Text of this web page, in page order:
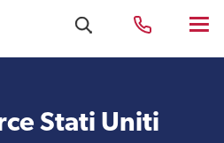
Exportusa
Stati Uniti